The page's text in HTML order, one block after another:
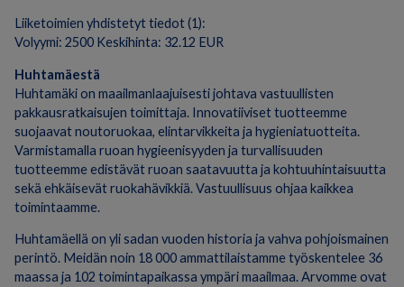
Liiketoimien yhdistetyt tiedot (1):
Volyymi: 2500 Keskihinta: 32.12 EUR
Huhtamäestä
Huhtamäki on maailmanlaajuisesti johtava vastuullisten
pakkausratkaisujen toimittaja. Innovatiiviset tuotteemme
suojaavat noutoruokaa, elintarvikkeita ja hygieniatuotteita.
Varmistamalla ruoan hygieenisyyden ja turvallisuuden
tuotteemme edistävät ruoan saatavuutta ja kohtuuhintaisuutta
sekä ehkäisevät ruokahävikkiä. Vastuullisuus ohjaa kaikkea
toimintaamme.
Huhtamäellä on yli sadan vuoden historia ja vahva pohjoismainen
perintö. Meidän noin 18 000 ammattilaistamme työskentelee 36
maassa ja 102 toimintapaikassa ympäri maailmaa. Arvomme ovat